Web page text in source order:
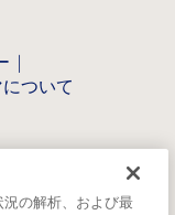
ついて
の解析、および最